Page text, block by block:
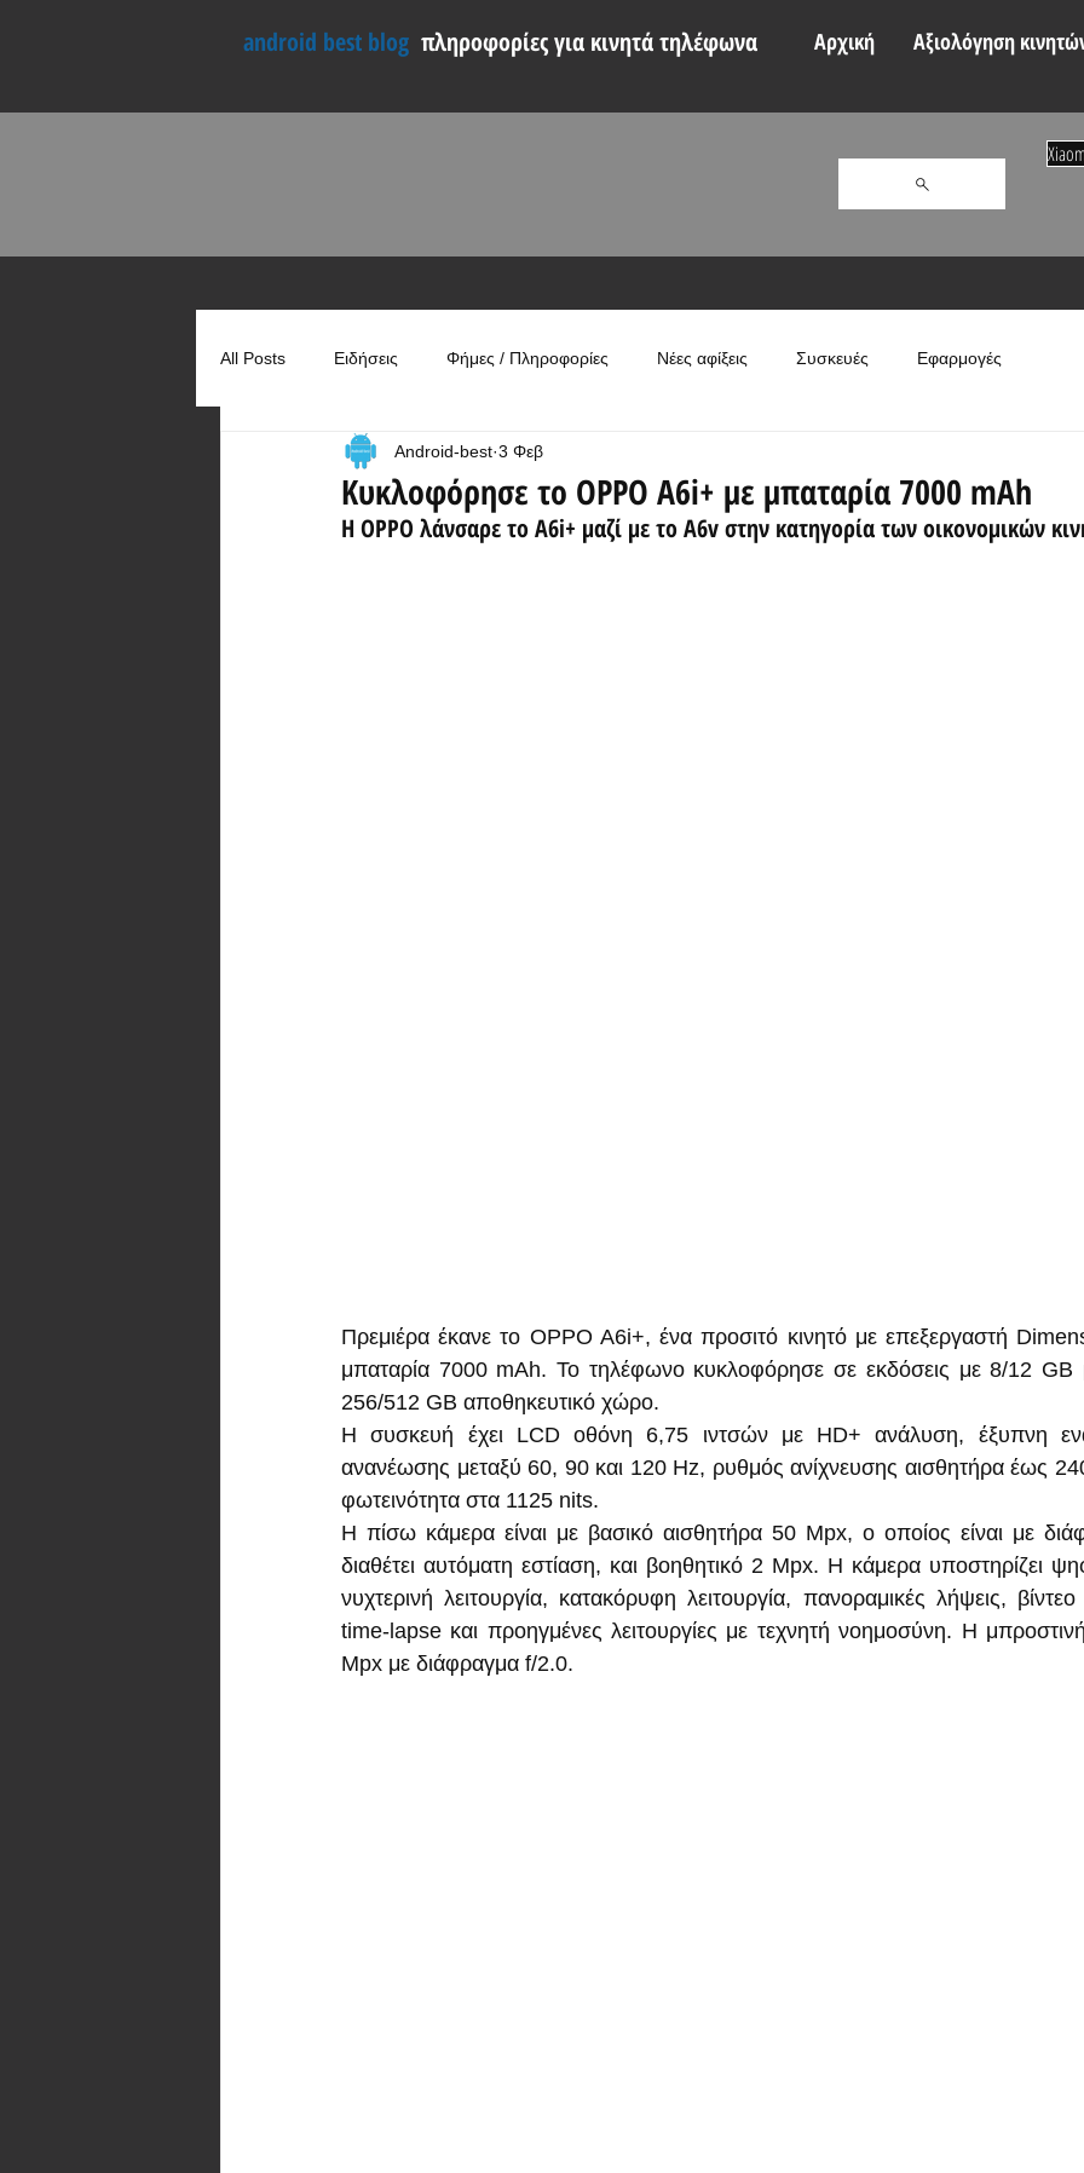
android best blog πληροφορίες για κινητά τηλέφωνα Αρχική Αξιολόγηση
All Posts Ειδήσεις Φήμες / Πληροφορίες Νέες αφίξεις Συσκευές Εφαρμογές
Συγκρίσεις Χρήσιμα
Κυκλοφόρησε το OPPO A6i+ με μπαταρία 7000 mAh
Android-best 3 Φεβ
Η OPPO λάνσαρε το A6i+ μαζί με το A6v στην κατηγορία των οικονομικών
Πρεμιέρα έκανε το OPPO A6i+, ένα προσιτό κινητό με επεξεργαστή
μπαταρία 7000 mAh. Το τηλέφωνο κυκλοφόρησε σε εκδόσεις με 8/12 GB
256/512 GB αποθηκευτικό χώρο.
Η συσκευή έχει LCD οθόνη 6,75 ιντσών με HD+ ανάλυση, έξυπνη
ανανέωσης μεταξύ 60, 90 και 120 Hz, ρυθμός ανίχνευσης αισθητήρα έως
φωτεινότητα στα 1125 nits.
Η πίσω κάμερα είναι με βασικό αισθητήρα 50 Mpx, ο οποίος είναι με
διαθέτει αυτόματη εστίαση, και βοηθητικό 2 Mpx. Η κάμερα υποστηρίζει
νυχτερινή λειτουργία, κατακόρυφη λειτουργία, πανοραμικές λήψεις,
time-lapse και προηγμένες λειτουργίες με τεχνητή νοημοσύνη. Η
Mpx με διάφραγμα f/2.0.